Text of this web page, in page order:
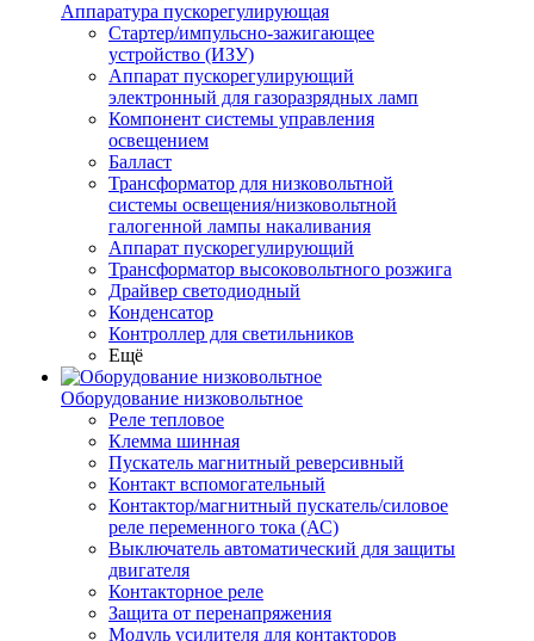
Аппаратура пускорегулирующая
Стартер/импульсно-зажигающее
устройство (ИЗУ)
Аппарат пускорегулирующий
электронный для газоразрядных ламп
Компонент системы управления
освещением
Балласт
Трансформатор для низковольтной
системы освещения/низковольтной
галогенной лампы накаливания
Аппарат пускорегулирующий
Трансформатор высоковольтного розжига
Драйвер светодиодный
Конденсатор
Контроллер для светильников
Ещё
Оборудование низковольтное
Реле тепловое
Клемма шинная
Пускатель магнитный реверсивный
Контакт вспомогательный
Контактор/магнитный пускатель/силовое
реле переменного тока (АС)
Выключатель автоматический для защиты
двигателя
Контакторное реле
Защита от перенапряжения
Модуль усилителя для контакторов